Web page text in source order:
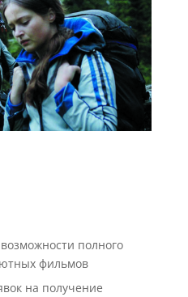
полного
фильмов
на получение